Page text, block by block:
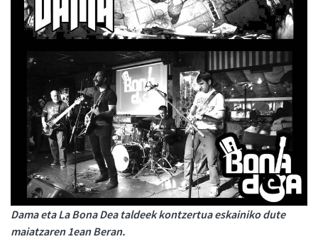
Dama eta La Bona Dea taldeek kontzertua eskainiko dute
maiatzaren 1ean Beran.